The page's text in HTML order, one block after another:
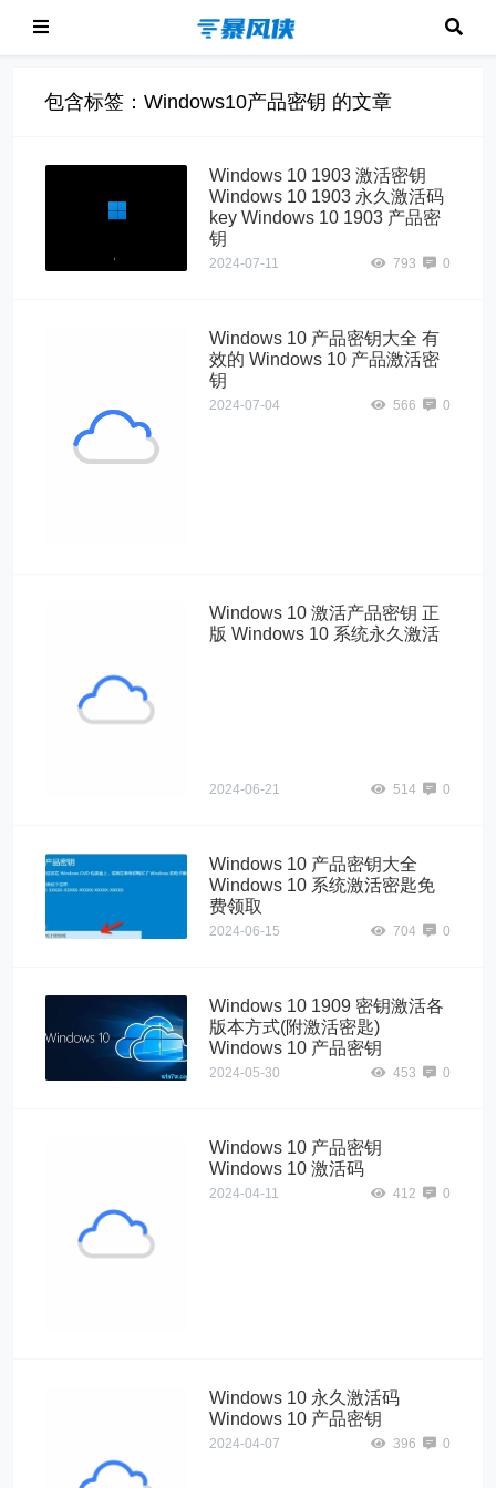
包含标签：Windows10产品密钥 的文章
Windows 10 1903 激活密钥
Windows 10 1903 永久激活码
key Windows 10 1903 产品密
钥
2024-07-11 793 0
Windows10"
alt="Windows 10
产品密钥大全 有
Windows 10 产品密钥大全 有
效的 Windows 10 产品激活密
钥
2024-07-04 566 0
Windows10"
alt="Windows 10
Windows 10 激活产品密钥 正
版 Windows 10 系统永久激活
2024-06-21 514 0
Windows 10 产品密钥大全
Windows 10 系统激活密匙免
费领取
2024-06-15 704 0
Windows 10 1909 密钥激活各
版本方式(附激活密匙)
Windows 10 产品密钥
2024-05-30 453 0
Windows10"
alt="Windows 10
Windows 10 产品密钥
Windows 10 激活码
2024-04-11 412 0
Windows10"
Windows 10 永久激活码
Windows 10 产品密钥
2024-04-07 396 0